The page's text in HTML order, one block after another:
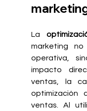
La
marketing
operativa,
impacto
ventas, la
optimización
ventas. Al